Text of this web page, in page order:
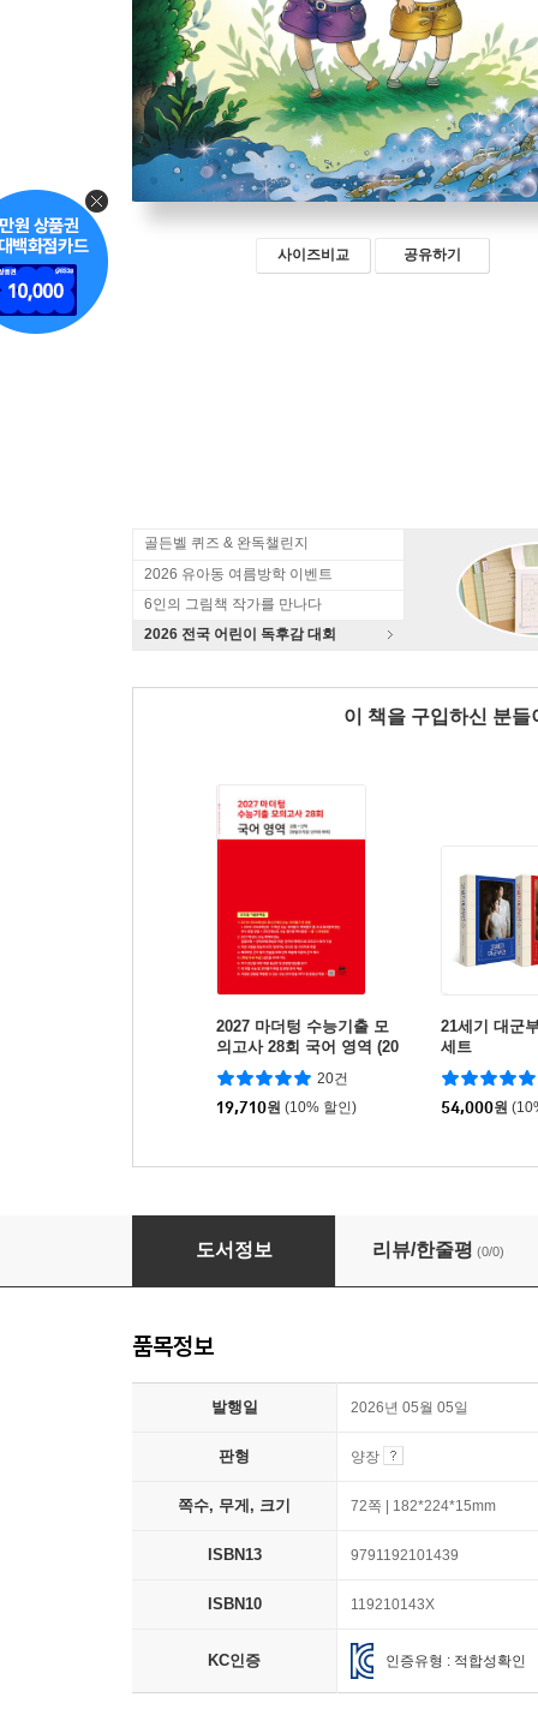
사이즈비교 공유하기
골든벨 퀴즈 & 완독챌린지
2026 유아동 여름방학 이벤트
6인의 그림책 작가를 만나다
2026 전국 어린이 독후감 대회
이 책을 구입하신 분
2027 마더텅 수능기출 모
의고사 28회 국어 영역 (20
26년)
20건
19,710원 (10% 할인)
21세기 대군
세트
54,000원
별똥별의 선물
도서정보 리뷰/한줄평 (0/0)
품목정보
발행일 2026년 05월 05일
판형 양장
쪽수, 무게, 크기 72쪽 | 182*224*15mm
ISBN13 9791192101439
ISBN10 119210143X
KC인증 인증유형 : 적합성확인